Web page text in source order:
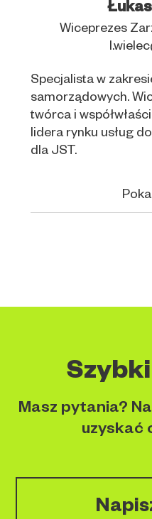
Wiceprezes
Specjalista w
samorządowych.
twórca i
lidera rynku usług
dla JST.
Masz pytania?
uzyskać